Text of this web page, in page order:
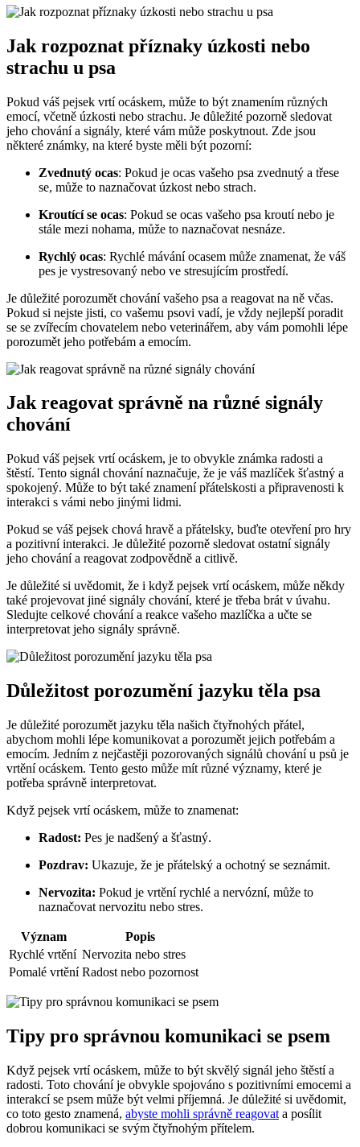
Jak rozpoznat příznaky úzkosti nebo
strachu u psa
Pokud váš pejsek vrtí ocáskem, může to být znamením různých
emocí, včetně úzkosti nebo strachu. Je důležité pozorně sledovat
jeho chování a signály, které vám může poskytnout. Zde jsou
některé známky, na které byste měli být pozorní:
Zvednutý ocas: Pokud je ocas vašeho psa zvednutý a třese
se, může to naznačovat úzkost nebo strach.
Kroutící se ocas: Pokud se ocas vašeho psa kroutí nebo je
stále mezi nohama, může to naznačovat nesnáze.
Rychlý ocas: Rychlé mávání ocasem může znamenat, že váš
pes je vystresovaný nebo ve stresujícím prostředí.
Je důležité porozumět chování vašeho psa a reagovat na ně včas.
Pokud si nejste jisti, co vašemu psovi vadí, je vždy nejlepší poradit
se se zvířecím chovatelem nebo veterinářem, aby vám pomohli lépe
porozumět jeho potřebám a emocím.
Jak reagovat správně na různé signály
chování
Pokud váš pejsek vrtí ocáskem, je to obvykle známka radosti a
štěstí. Tento signál chování naznačuje, že je váš mazlíček šťastný a
spokojený. Může to být také znamení přátelskosti a připravenosti k
interakci s vámi nebo jinými lidmi.
Pokud se váš pejsek chová hravě a přátelsky, buďte otevření pro hry
a pozitivní interakci. Je důležité pozorně sledovat ostatní signály
jeho chování a reagovat zodpovědně a citlivě.
Je důležité si uvědomit, že i když pejsek vrtí ocáskem, může někdy
také projevovat jiné signály chování, které je třeba brát v úvahu.
Sledujte celkové chování a reakce vašeho mazlíčka a učte se
interpretovat jeho signály správně.
Důležitost porozumění jazyku těla psa
Je důležité porozumět jazyku těla našich čtyřnohých přátel,
abychom mohli lépe komunikovat a porozumět jejich potřebám a
emocím. Jedním z nejčastěji pozorovaných signálů chování u psů je
vrtění ocáskem. Tento gesto může mít různé významy, které je
potřeba správně interpretovat.
Když pejsek vrtí ocáskem, může to znamenat:
Radost: Pes je nadšený a šťastný.
Pozdrav: Ukazuje, že je přátelský a ochotný se seznámit.
Nervozita: Pokud je vrtění rychlé a nervózní, může to
naznačovat nervozitu nebo stres.
Význam
Popis
Rychlé vrtění Nervozita nebo stres
Pomalé vrtění Radost nebo pozornost
Tipy pro správnou komunikaci se psem
Když pejsek vrtí ocáskem, může to být skvělý signál jeho štěstí a
radosti. Toto chování je obvykle spojováno s pozitivními emocemi a
interakcí se psem může být velmi příjemná. Je důležité si uvědomit,
co toto gesto znamená, abyste mohli správně reagovat a posílit
dobrou komunikaci se svým čtyřnohým přítelem.